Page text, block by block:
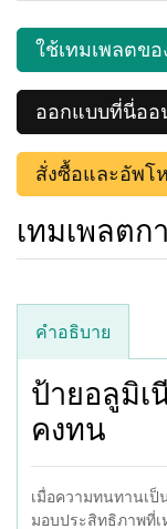
ใช้เทมเพลตขอ
ออกแบบที่นี่ออ
สั่งซื้อและอัพ
เทมเพลตก
คำอธิบาย
ป้ายอลูมิเ
คงทน
เมื่อความทนทานเป็
มอบประสิทธิภาพที่